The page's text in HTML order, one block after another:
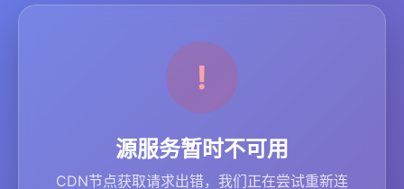
源服务暂时不可用
CDN节点获取请求出错，我们正在尝试重新连